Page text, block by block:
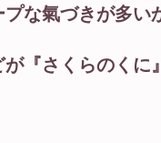
な氣づきが多い
『さくらのくに